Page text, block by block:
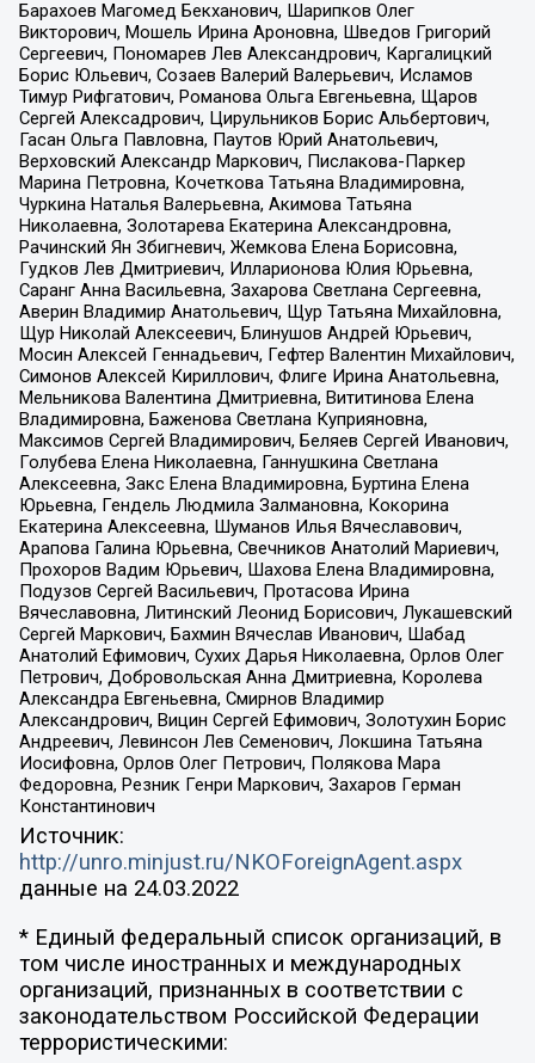
Барахоев Магомед Бекханович, Шарипков Олег
Викторович, Мошель Ирина Ароновна, Шведов Григорий
Сергеевич, Пономарев Лев Александрович, Каргалицкий
Борис Юльевич, Созаев Валерий Валерьевич, Исламов
Тимур Рифгатович, Романова Ольга Евгеньевна, Щаров
Сергей Алексадрович, Цирульников Борис Альбертович,
Гасан Ольга Павловна, Паутов Юрий Анатольевич,
Верховский Александр Маркович, Пислакова-Паркер
Марина Петровна, Кочеткова Татьяна Владимировна,
Чуркина Наталья Валерьевна, Акимова Татьяна
Николаевна, Золотарева Екатерина Александровна,
Рачинский Ян Збигневич, Жемкова Елена Борисовна,
Гудков Лев Дмитриевич, Илларионова Юлия Юрьевна,
Саранг Анна Васильевна, Захарова Светлана Сергеевна,
Аверин Владимир Анатольевич, Щур Татьяна Михайловна,
Щур Николай Алексеевич, Блинушов Андрей Юрьевич,
Мосин Алексей Геннадьевич, Гефтер Валентин Михайлович,
Симонов Алексей Кириллович, Флиге Ирина Анатольевна,
Мельникова Валентина Дмитриевна, Вититинова Елена
Владимировна, Баженова Светлана Куприяновна,
Максимов Сергей Владимирович, Беляев Сергей Иванович,
Голубева Елена Николаевна, Ганнушкина Светлана
Алексеевна, Закс Елена Владимировна, Буртина Елена
Юрьевна, Гендель Людмила Залмановна, Кокорина
Екатерина Алексеевна, Шуманов Илья Вячеславович,
Арапова Галина Юрьевна, Свечников Анатолий Мариевич,
Прохоров Вадим Юрьевич, Шахова Елена Владимировна,
Подузов Сергей Васильевич, Протасова Ирина
Вячеславовна, Литинский Леонид Борисович, Лукашевский
Сергей Маркович, Бахмин Вячеслав Иванович, Шабад
Анатолий Ефимович, Сухих Дарья Николаевна, Орлов Олег
Петрович, Добровольская Анна Дмитриевна, Королева
Александра Евгеньевна, Смирнов Владимир
Александрович, Вицин Сергей Ефимович, Золотухин Борис
Андреевич, Левинсон Лев Семенович, Локшина Татьяна
Иосифовна, Орлов Олег Петрович, Полякова Мара
Федоровна, Резник Генри Маркович, Захаров Герман
Константинович
Источник:
http://unro.minjust.ru/NKOForeignAgent.aspx
данные на 24.03.2022
* Единый федеральный список организаций, в
том числе иностранных и международных
организаций, признанных в соответствии с
законодательством Российской Федерации
террористическими: